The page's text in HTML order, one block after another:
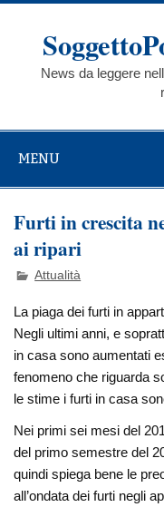
Skip
News da leggere
MENU
Furti in crescita
ai ripari
Attualità
La piaga dei furti in
Negli ultimi anni, e
in casa sono aumentati
fenomeno che riguarda
le stime i furti in casa
Nei primi sei mesi del
del primo semestre del
quindi spiega bene le
all’ondata dei furti negli